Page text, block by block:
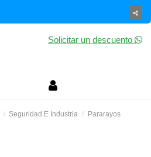
Solicitar un descuento
Seguridad E Industria Pararayos